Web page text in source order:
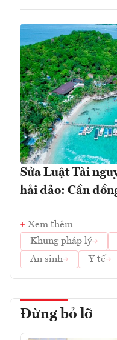
Sửa Luật Tài
hải đảo: Cần
Xem thêm
Khung pháp lý
An sinh
Y tế
Đừng bỏ lỡ